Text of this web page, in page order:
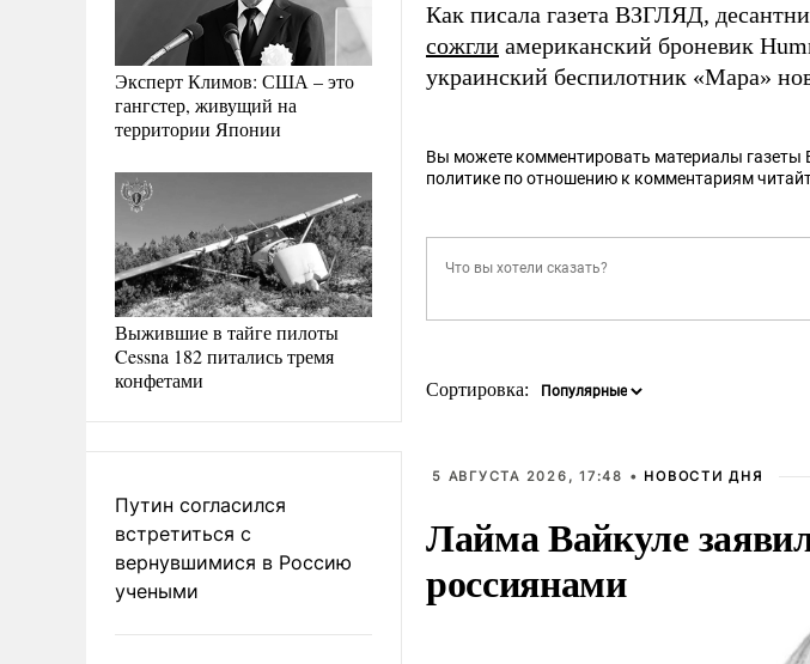
Эксперт Климов: США – это
гангстер, живущий на
территории Японии
Выжившие в тайге пилоты
Cessna 182 питались тремя
конфетами
Путин согласился
встретиться с
вернувшимися в Россию
учеными
Как писала газета ВЗГЛЯД,
сожгли американский броневик
украинский беспилотник «Мара»
Вы можете комментировать материалы газеты
политике по отношению к комментариям
Сортировка:
5 АВГУСТА 2026, 17:48 • НОВОСТИ ДНЯ
Лайма Вайкуле
россиянами